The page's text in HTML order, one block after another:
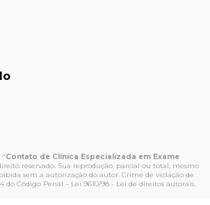
"Contato de Clínica Especializada em Exame
reservado. Sua reprodução, parcial ou total, mesmo
sem a autorização do autor. Crime de violação de
do Código Penal – Lei 9610/98 - Lei de direitos autorais